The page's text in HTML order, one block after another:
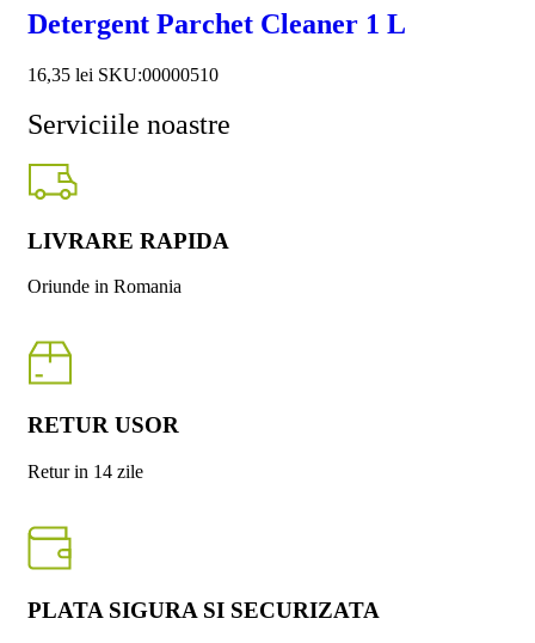
Detergent Parchet Cleaner 1 L
16,35 lei SKU:00000510
Serviciile noastre
LIVRARE RAPIDA
Oriunde in Romania
RETUR USOR
Retur in 14 zile
PLATA SIGURA SI SECURIZATA